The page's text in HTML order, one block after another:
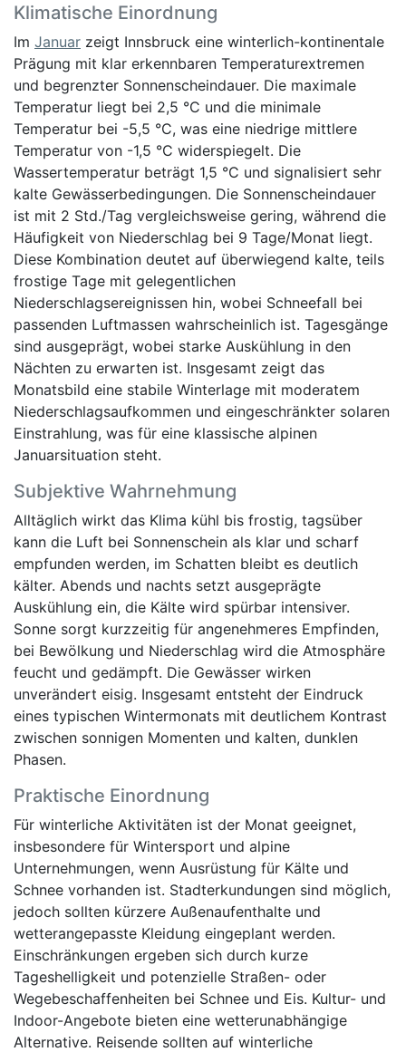
Klimatische Einordnung
Im Januar zeigt Innsbruck eine winterlich-kontinentale
Prägung mit klar erkennbaren Temperaturextremen
und begrenzter Sonnenscheindauer. Die maximale
Temperatur liegt bei 2,5 °C und die minimale
Temperatur bei -5,5 °C, was eine niedrige mittlere
Temperatur von -1,5 °C widerspiegelt. Die
Wassertemperatur beträgt 1,5 °C und signalisiert sehr
kalte Gewässerbedingungen. Die Sonnenscheindauer
ist mit 2 Std./Tag vergleichsweise gering, während die
Häufigkeit von Niederschlag bei 9 Tage/Monat liegt.
Diese Kombination deutet auf überwiegend kalte, teils
frostige Tage mit gelegentlichen
Niederschlagsereignissen hin, wobei Schneefall bei
passenden Luftmassen wahrscheinlich ist. Tagesgänge
sind ausgeprägt, wobei starke Auskühlung in den
Nächten zu erwarten ist. Insgesamt zeigt das
Monatsbild eine stabile Winterlage mit moderatem
Niederschlagsaufkommen und eingeschränkter solaren
Einstrahlung, was für eine klassische alpinen
Januarsituation steht.
Subjektive Wahrnehmung
Alltäglich wirkt das Klima kühl bis frostig, tagsüber
kann die Luft bei Sonnenschein als klar und scharf
empfunden werden, im Schatten bleibt es deutlich
kälter. Abends und nachts setzt ausgeprägte
Auskühlung ein, die Kälte wird spürbar intensiver.
Sonne sorgt kurzzeitig für angenehmeres Empfinden,
bei Bewölkung und Niederschlag wird die Atmosphäre
feucht und gedämpft. Die Gewässer wirken
unverändert eisig. Insgesamt entsteht der Eindruck
eines typischen Wintermonats mit deutlichem Kontrast
zwischen sonnigen Momenten und kalten, dunklen
Phasen.
Praktische Einordnung
Für winterliche Aktivitäten ist der Monat geeignet,
insbesondere für Wintersport und alpine
Unternehmungen, wenn Ausrüstung für Kälte und
Schnee vorhanden ist. Stadterkundungen sind möglich,
jedoch sollten kürzere Außenaufenthalte und
wetterangepasste Kleidung eingeplant werden.
Einschränkungen ergeben sich durch kurze
Tageshelligkeit und potenzielle Straßen- oder
Wegebeschaffenheiten bei Schnee und Eis. Kultur- und
Indoor-Angebote bieten eine wetterunabhängige
Alternative. Reisende sollten auf winterliche